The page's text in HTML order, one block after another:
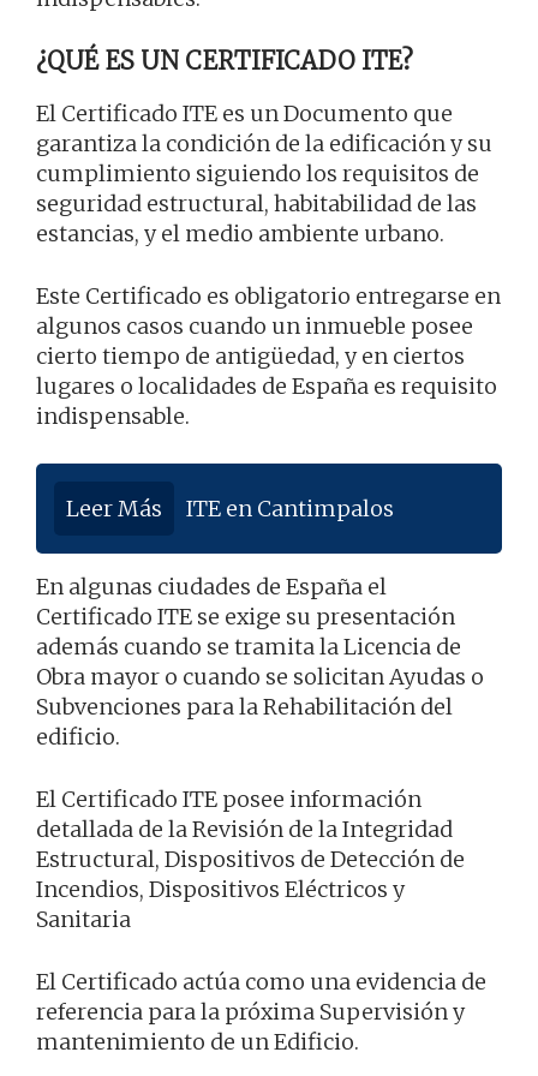
¿QUÉ ES UN CERTIFICADO ITE?
El Certificado ITE es un Documento que
garantiza la condición de la edificación y su
cumplimiento siguiendo los requisitos de
seguridad estructural, habitabilidad de las
estancias, y el medio ambiente urbano.
Este Certificado es obligatorio entregarse en
algunos casos cuando un inmueble posee
cierto tiempo de antigüedad, y en ciertos
lugares o localidades de España es requisito
indispensable.
Leer Más ITE en Cantimpalos
En algunas ciudades de España el
Certificado ITE se exige su presentación
además cuando se tramita la Licencia de
Obra mayor o cuando se solicitan Ayudas o
Subvenciones para la Rehabilitación del
edificio.
El Certificado ITE posee información
detallada de la Revisión de la Integridad
Estructural, Dispositivos de Detección de
Incendios, Dispositivos Eléctricos y
Sanitaria
El Certificado actúa como una evidencia de
referencia para la próxima Supervisión y
mantenimiento de un Edificio.